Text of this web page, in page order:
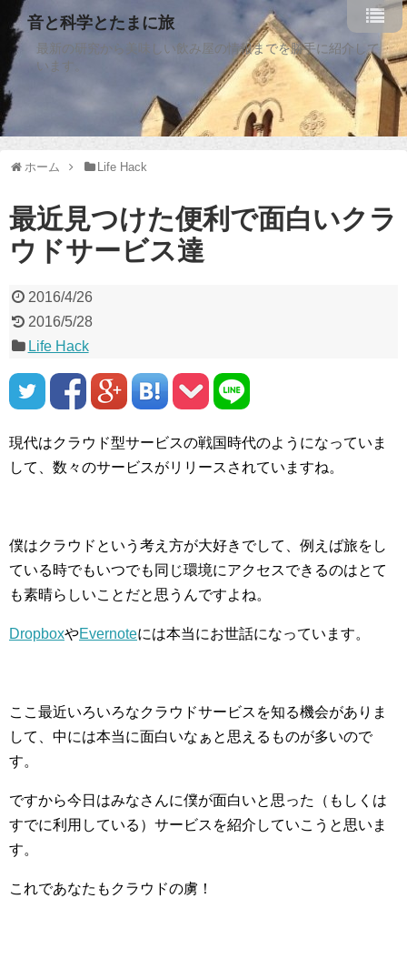
音と科学とたまに旅
最新の研究から美味しい飲み屋の情報までを勝手に紹介して
います。
ホーム Life Hack
最近見つけた便利で面白いクラ
ウドサービス達
2016/4/26
2016/5/28
Life Hack
現代はクラウド型サービスの戦国時代のようになっていま
して、数々のサービスがリリースされていますね。
僕はクラウドという考え方が大好きでして、例えば旅をし
ている時でもいつでも同じ環境にアクセスできるのはとて
も素晴らしいことだと思うんですよね。
DropboxやEvernoteには本当にお世話になっています。
ここ最近いろいろなクラウドサービスを知る機会がありま
して、中には本当に面白いなぁと思えるものが多いので
す。
ですから今日はみなさんに僕が面白いと思った（もしくは
すでに利用している）サービスを紹介していこうと思いま
す。
これであなたもクラウドの虜！